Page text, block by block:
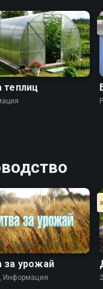
теплиц
за урожай
Информация